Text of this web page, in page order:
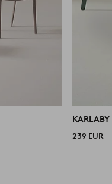
KARLABY
239 EUR